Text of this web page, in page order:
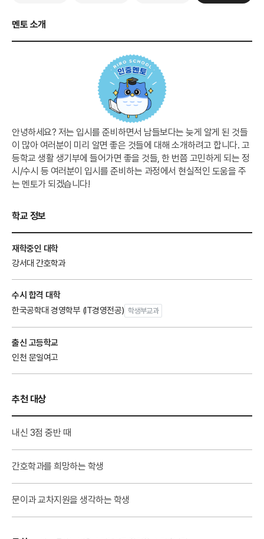
멘토 소개
안녕하세요? 저는 입시를 준비하면서 남들보다는 늦게 알게 된 것들
이 많아 여러분이 미리 알면 좋은 것들에 대해 소개하려고 합니다. 고
등학교 생활 생기부에 들어가면 좋을 것들, 한 번쯤 고민하게 되는 정
시/수시 등 여러분이 입시를 준비하는 과정에서 현실적인 도움을 주
는 멘토가 되겠습니다!
학교 정보
재학중인 대학
강서대 간호학과
수시 합격 대학
한국공학대 경영학부 (IT경영전공) 학생부교과
출신 고등학교
인천 문일여고
추천 대상
내신 3점 중반 때
간호학과를 희망하는 학생
문이과 교차지원을 생각하는 학생